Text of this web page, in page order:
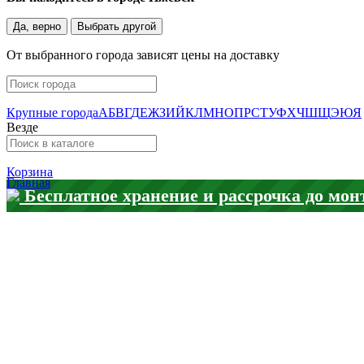
Да, верно Выбрать другой
От выбранного города зависят цены на доставку
Крупные городаАБВГДЕЖЗИЙКЛМНОПРСТУФХЧШЩЭЮЯ
Везде
Корзина
Бесплатное хранение и рассрочка до
Главная